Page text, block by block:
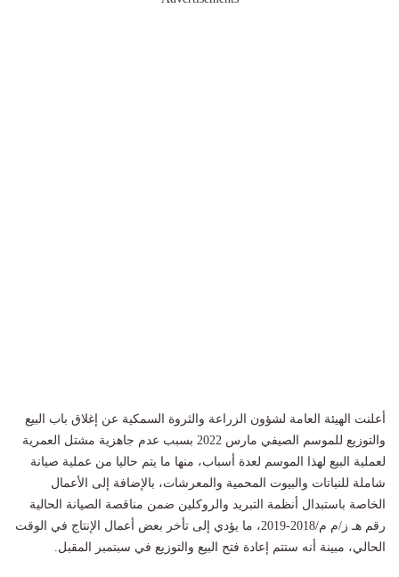
أعلنت الهيئة العامة لشؤون الزراعة والثروة السمكية عن إغلاق باب البيع
والتوزيع للموسم الصيفي مارس 2022 بسبب عدم جاهزية مشتل العمرية
لعملية البيع لهذا الموسم لعدة أسباب، منها ما يتم حاليا من عملية صيانة
شاملة للنباتات والبيوت المحمية والمعرشات، بالإضافة إلى الأعمال
الخاصة باستبدال أنظمة التبريد والروكلين ضمن مناقصة الصيانة الحالية
رقم هـ ز/م م/2018-2019، ما يؤدي إلى تأخر بعض أعمال الإنتاج في الوقت
الحالي، مبينة أنه ستتم إعادة فتح البيع والتوزيع في سبتمبر المقبل.